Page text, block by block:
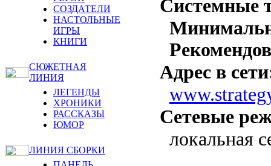
СОЗДАТЕЛИ
НАСТОЛЬНЫЕ
ИГРЫ
КНИГИ
СЮЖЕТНАЯ
ЛИНИЯ
ЛЕГЕНДЫ
ХРОНИКИ
РАССКАЗЫ
ЮМОР
ЛИНИЯ СБОРКИ
Системные
Адрес в
Сетевые
локальная